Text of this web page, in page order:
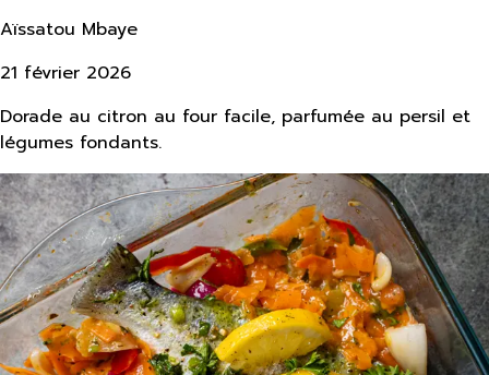
Aïssatou Mbaye
21 février 2026
Dorade au citron au four facile, parfumée au persil et
légumes fondants.